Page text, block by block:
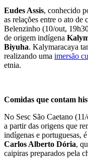
Eudes Assis, conhecido
as relações entre o ato de
Belenzinho (10/out,
de origem indígena
Biyuha. Kalymaracaya
realizando uma imersão
etnia.
Comidas que contam
No Sesc São Caetano
a partir das origens que
indígenas e portuguesas,
Carlos Alberto Dória,
caipiras preparados pela